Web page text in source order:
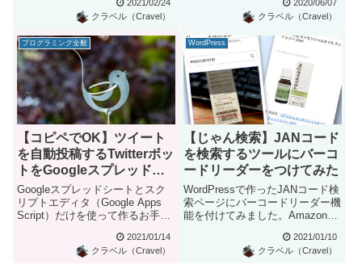
2021/02/24
クラベル（Cravel）
2020/06/07
クラベル（Cravel）
プログラミング全般
【コピペでOK】ツイート
を自動投稿するTwitterボッ
トをGoogleスプレッドシ
ート(Apps Script)で作る
【2021】
Googleスプレッドシートとスク
リプトエディタ（Google Apps
Script）だけを使って作るお手軽
2021/01/14
クラベル（Cravel）
WordPress
【じゃん検索】JANコード
を検索するツールにバーコ
ードリーダーをつけてみた
WordPressで作ったJANコード検
索ページにバーコードリーダー機
能を付けてみました。Amazon
2021/01/10
クラベル（Cravel）